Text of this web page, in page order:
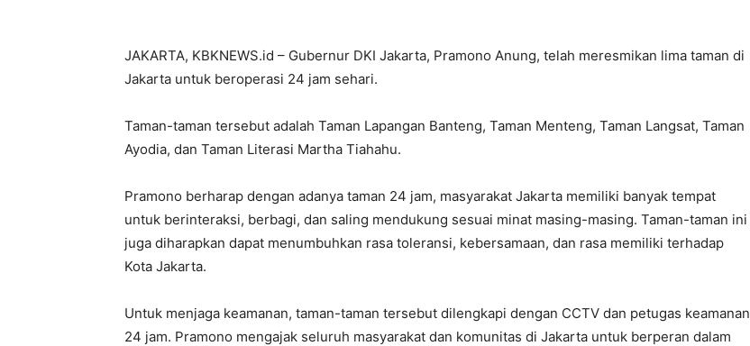
JAKARTA, KBKNEWS.id – Gubernur DKI Jakarta, Pramono Anung, telah meresmikan lima taman di
Jakarta untuk beroperasi 24 jam sehari.
Taman-taman tersebut adalah Taman Lapangan Banteng, Taman Menteng, Taman Langsat, Taman
Ayodia, dan Taman Literasi Martha Tiahahu.
Pramono berharap dengan adanya taman 24 jam, masyarakat Jakarta memiliki banyak tempat
untuk berinteraksi, berbagi, dan saling mendukung sesuai minat masing-masing. Taman-taman ini
juga diharapkan dapat menumbuhkan rasa toleransi, kebersamaan, dan rasa memiliki terhadap
Kota Jakarta.
Untuk menjaga keamanan, taman-taman tersebut dilengkapi dengan CCTV dan petugas keamanan
24 jam. Pramono mengajak seluruh masyarakat dan komunitas di Jakarta untuk berperan dalam